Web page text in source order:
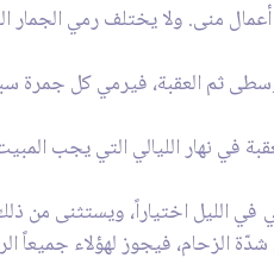
منى. ولا يختلف رمي الجمار
ثم العقبة، فيرميكل جمرة
في نهار الليالي التي يجب
الليل اختياراً، ويستثنى من
الزحام، فيجوز لهؤلاء جميعاً